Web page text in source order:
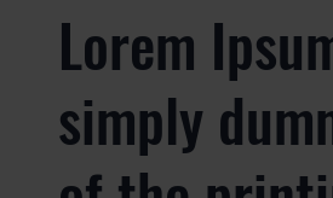
Lorem
simply